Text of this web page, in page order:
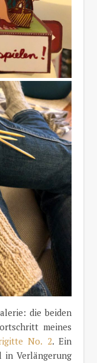
die beiden
meines
No. 2. Ein
in Verlängerung